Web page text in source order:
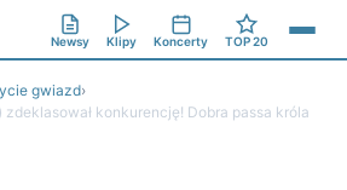
Newsy Klipy Koncerty TOP 20
gwiazd›
konkurencję! Dobra passa króla